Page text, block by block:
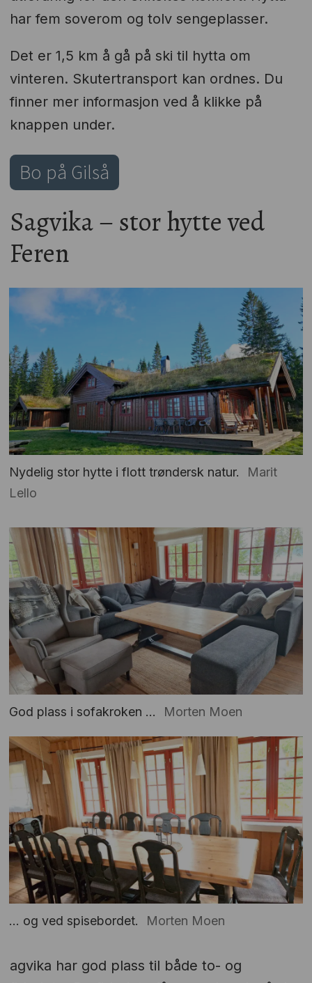
har fem soverom og tolv sengeplasser.
Det er 1,5 km å gå på ski til hytta om
vinteren. Skutertransport kan ordnes. Du
finner mer informasjon ved å klikke på
knappen under.
Bo på Gilså
Sagvika – stor hytte ved
Feren
Nydelig stor hytte i flott trøndersk natur.
Marit
Lello
God plass i sofakroken ... Morten Moen
... og ved spisebordet. Morten Moen
agvika har god plass til både to- og